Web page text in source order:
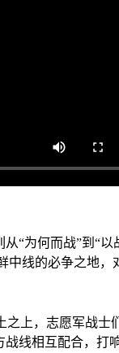
为何而战”到“以
线的必争之地，
上，志愿军战士
线相互配合，打